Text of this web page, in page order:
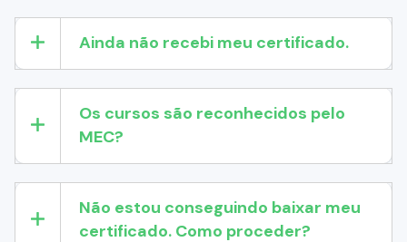
Ainda não recebi meu certificado.
Os cursos são reconhecidos pelo
MEC?
Não estou conseguindo baixar meu
certificado. Como proceder?